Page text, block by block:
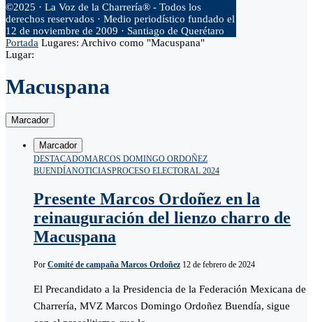
©2025 · La Voz de la Charrería® - Todos los
derechos reservados · Medio periodístico fundado el
12 de noviembre de 2009 · Santiago de Querétaro
Portada Lugares: Archivo como "Macuspana"
Lugar:
Macuspana
Marcador
Marcador
DESTACADOMARCOS DOMINGO ORDOÑEZ
BUENDÍANOTICIASPROCESO ELECTORAL 2024
Presente Marcos Ordoñez en la
reinauguración del lienzo charro de
Macuspana
Por Comité de campaña Marcos Ordoñez 12 de febrero de 2024
El Precandidato a la Presidencia de la Federación Mexicana de
Charrería, MVZ Marcos Domingo Ordoñez Buendía, sigue